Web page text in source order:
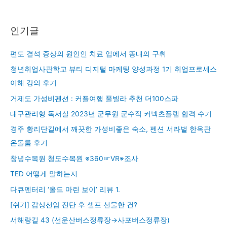
인기글
편도 결석 증상의 원인인 치료 입에서 똥내의 구취
청년취업사관학교 뷰티 디지털 마케팅 양성과정 1기 취업프로세스
이해 강의 후기
거제도 가성비펜션 : 커플여행 풀빌라 추천 더100스파
대구관리형 독서실 2023년 군무원 군수직 커넥츠플랩 합격 수기
경주 황리단길에서 깨끗한 가성비좋은 숙소, 펜션 서라벌 한옥관
온돌룸 후기
창녕수목원 청도수목원 ※360☞VR※조사
TED 어떻게 말하는지
다큐멘터리 ‘올드 마린 보이’ 리뷰 1.
[쉬기] 갑상선암 진단 후 셀프 선물한 건?
서해랑길 43 (선운산버스정류장→사포버스정류장)